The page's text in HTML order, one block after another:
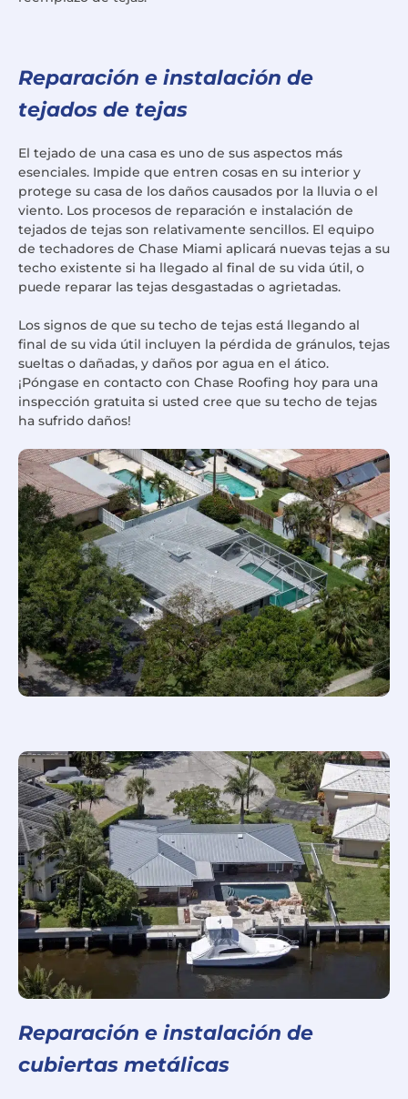
Reparación e instalación de
tejados de tejas
El tejado de una casa es uno de sus aspectos más
esenciales. Impide que entren cosas en su interior y
protege su casa de los daños causados por la lluvia o el
viento. Los procesos de reparación e instalación de
tejados de tejas son relativamente sencillos. El equipo
de techadores de Chase Miami aplicará nuevas tejas a su
techo existente si ha llegado al final de su vida útil, o
puede reparar las tejas desgastadas o agrietadas.
Los signos de que su techo de tejas está llegando al
final de su vida útil incluyen la pérdida de gránulos, tejas
sueltas o dañadas, y daños por agua en el ático.
¡Póngase en contacto con Chase Roofing hoy para una
inspección gratuita si usted cree que su techo de tejas
ha sufrido daños!
Reparación e instalación de
cubiertas metálicas